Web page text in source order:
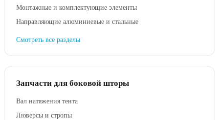
Монтажные и комплектующие элементы
Направляющие алюминиевые и стальные
Смотреть все разделы
Запчасти для боковой шторы
Вал натяжения тента
Люверсы и стропы